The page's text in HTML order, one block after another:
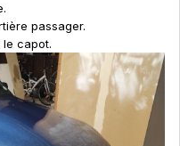
passager.
capot.